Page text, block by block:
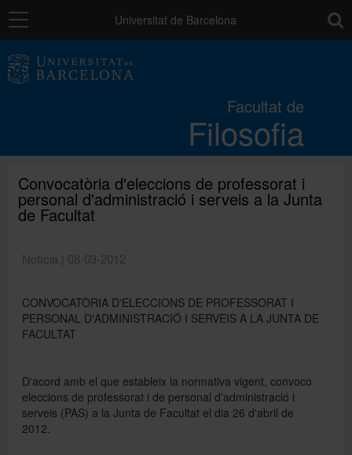
Navegació Universitat de Barcelona
Facultat de
Filosofia
Estudis
Recerca i innovació
Directori
Convocatòria d'eleccions de professorat i
personal d'administració i serveis a la Junta
de Facultat
Notícia | 08-03-2012
CONVOCATÒRIA D'ELECCIONS DE PROFESSORAT I
PERSONAL D'ADMINISTRACIÓ I SERVEIS A LA JUNTA DE
FACULTAT
D'acord amb el que estableix la normativa vigent, convoco
eleccions de professorat i de personal d'administració i
serveis (PAS) a la Junta de Facultat el dia 26 d'abril de
2012.